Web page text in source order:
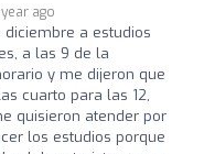
year ago
diciembre a estudios
a las 9 de la
y me dijeron que
cuarto para las 12,
quisieron atender por
los estudios porque